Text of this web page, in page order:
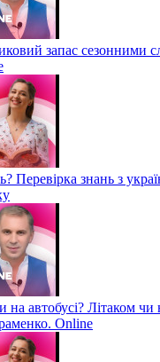
запас сезонними
Перевірка знань з
на автобусі? Літаком
Online